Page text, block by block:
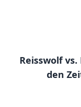
Reisswolf
den